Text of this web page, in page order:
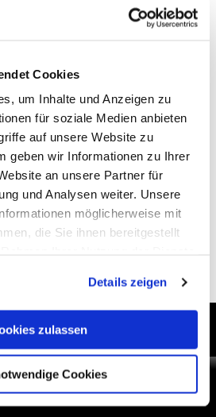
Cookies
um Inhalte und Anzeigen zu
für soziale Medien anbieten
auf unsere Website zu
geben wir Informationen zu Ihrer
an unsere Partner für
und Analysen weiter. Unsere
möglicherweise mit
die Sie ihnen bereitgestellt
Details zeigen
zulassen
Cookies
Zigarrenhersteller sowj. Herkunft
meist viele Jahre.
grundsätzlich partnerschaftlich,
im Sinne unserer
Liebe.
wir lieber Klartext als Marketing-
wir, auch beim dollsten
Ihrer Zielgruppe zu sprechen.
der Weg der Theorie, schnell und
Also: Einfach ein wenig durch